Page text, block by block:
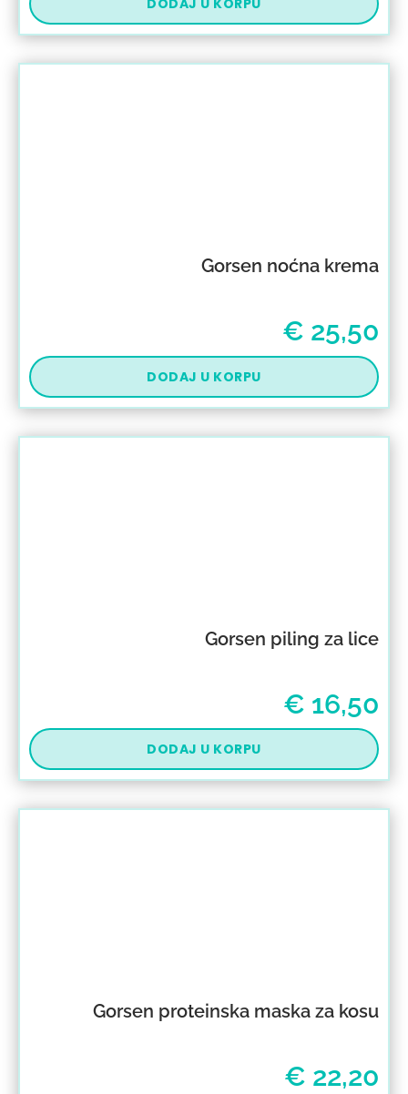
DODAJ U KORPU
Gorsen noćna krema
€ 25,50
DODAJ U KORPU
Gorsen piling za lice
€ 16,50
DODAJ U KORPU
Gorsen proteinska maska za kosu
€ 22,20